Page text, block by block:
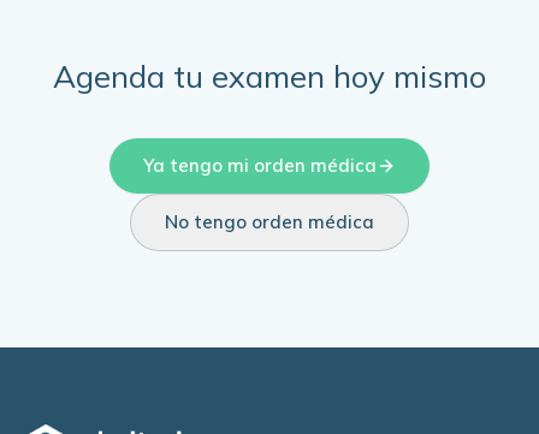
Agenda tu examen hoy mismo
Ya tengo mi orden médica
No tengo orden médica